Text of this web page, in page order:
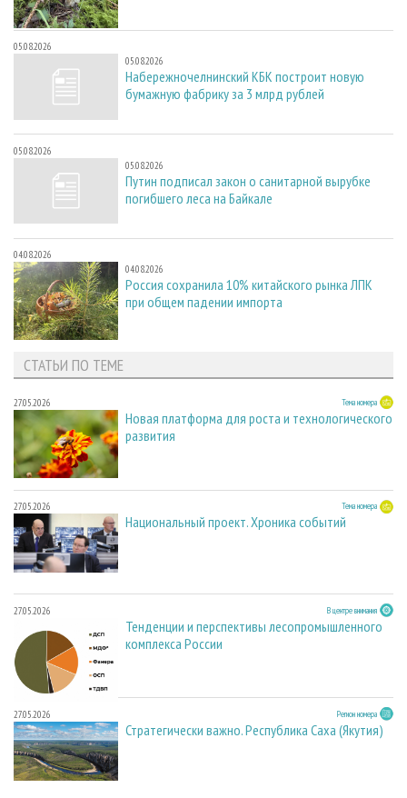
05.08.2026
05.08.2026
Набережночелнинский КБК построит новую
бумажную фабрику за 3 млрд рублей
05.08.2026
05.08.2026
Путин подписал закон о санитарной вырубке
погибшего леса на Байкале
04.08.2026
04.08.2026
Россия сохранила 10% китайского рынка ЛПК
при общем падении импорта
СТАТЬИ ПО ТЕМЕ
27.05.2026 Тема номера
Новая платформа для роста и технологического
развития
27.05.2026 Тема номера
Национальный проект. Хроника событий
27.05.2026 В центре внимания
Тенденции и перспективы лесопромышленного
комплекса России
27.05.2026 Регион номера
Стратегически важно. Республика Саха (Якутия)